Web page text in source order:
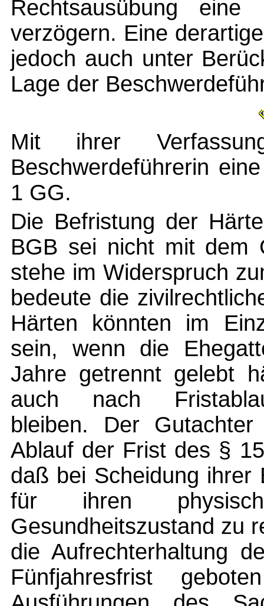
Rechtsausübung eine
verzögern. Eine
jedoch auch unter
Lage der
Mit ihrer
Beschwerdeführerin
1 GG.
Die Befristung der
BGB sei nicht mit dem
stehe im Widerspruch
bedeute die
Härten könnten im
sein, wenn die
Jahre getrennt gelebt
auch nach
bleiben. Der
Ablauf der Frist des §
daß bei Scheidung ihrer
für ihren
Gesundheitszustand zu
die Aufrechterhaltung
Fünfjahresfrist